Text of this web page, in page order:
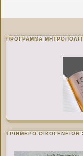
ΠΡΌΓΡΑΜΜΑ
ΤΡΙΗΜΕΡΟ ΟΙΚΟΓΕΝΕΙΩΝ